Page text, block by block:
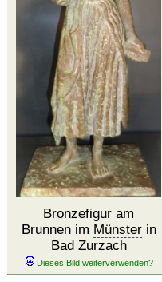
Bronzefigur am
Brunnen im Münsterin
Bad Zurzach